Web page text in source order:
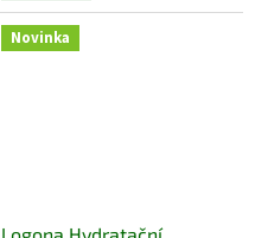
Novinka